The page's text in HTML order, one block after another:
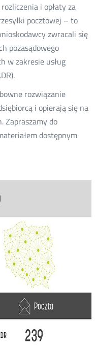
i opłaty za
pocztowej – to
zwracali się
pozasądowego
w zakresie usług
rozwiązanie
i opierają się na
Zapraszamy do
dostępnym